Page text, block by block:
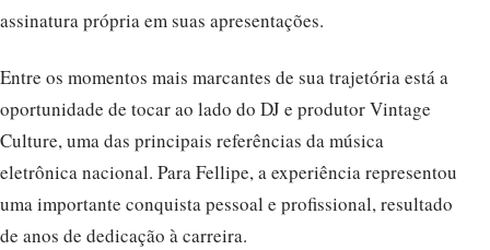
assinatura própria em suas apresentações.
Entre os momentos mais marcantes de sua trajetória está a
oportunidade de tocar ao lado do DJ e produtor Vintage
Culture, uma das principais referências da música
eletrônica nacional. Para Fellipe, a experiência representou
uma importante conquista pessoal e profissional, resultado
de anos de dedicação à carreira.